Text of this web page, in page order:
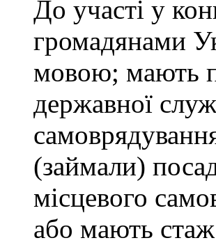
До участі у
громадянами
мовою; мають
державної
(займали)
місцевого
або мають